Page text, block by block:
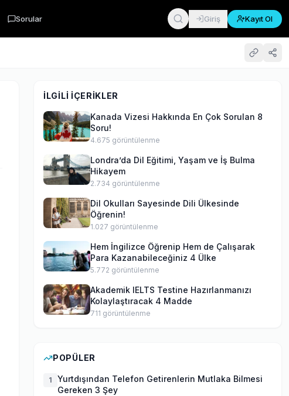
Sorular Giriş Kayıt Ol
İLGILI İÇERIKLER
Kanada Vizesi Hakkında En Çok Sorulan 8
Soru!
4.675 görüntülenme
Londra’da Dil Eğitimi, Yaşam ve İş Bulma
Hikayem
2.734 görüntülenme
Dil Okulları Sayesinde Dili Ülkesinde
Öğrenin!
1.027 görüntülenme
Hem İngilizce Öğrenip Hem de Çalışarak
Para Kazanabileceğiniz 4 Ülke
5.772 görüntülenme
Akademik IELTS Testine Hazırlanmanızı
Kolaylaştıracak 4 Madde
711 görüntülenme
POPÜLER
1
Yurtdışından Telefon Getirenlerin Mutlaka Bilmesi
Gereken 3 Şey